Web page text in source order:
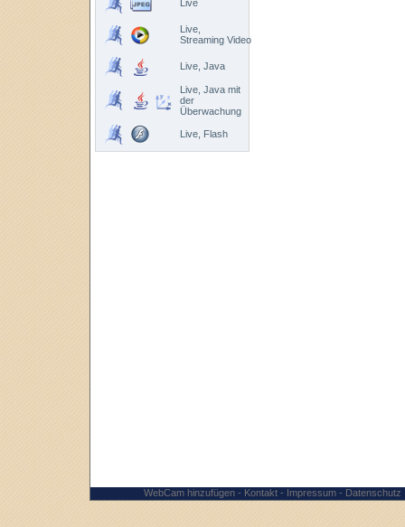
Live
Live,
Streaming Video
Live, Java
Live, Java mit
der
Überwachung
Live, Flash
WebCam hinzufügen- Kontakt- Impressum- Datenschutz